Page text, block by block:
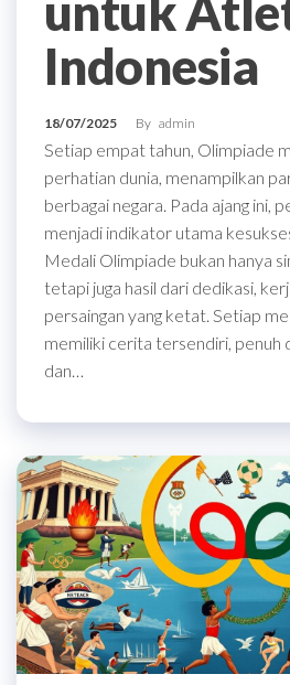
untuk
Indonesia
18/07/2025 By admin
Setiap empat tahun, Olimpiade
perhatian dunia, menampilkan
berbagai negara. Pada ajang ini,
menjadi indikator utama
Medali Olimpiade bukan hanya
tetapi juga hasil dari dedikasi,
persaingan yang ketat. Setiap
memiliki cerita tersendiri, penuh
dan…